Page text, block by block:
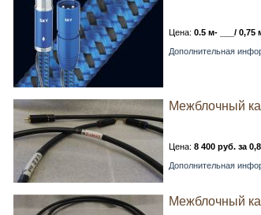
Цена: 0.5 м- ___/ 0,75
Дополнительная
Межблочный
Цена: 8 400 руб. за
Дополнительная
Межблочный